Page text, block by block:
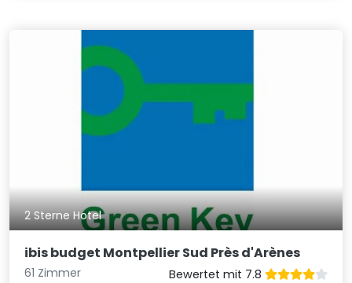
2 Sterne Hotel
ibis budget Montpellier Sud Près d'Arènes
61 Zimmer
Bewertet mit 7.8